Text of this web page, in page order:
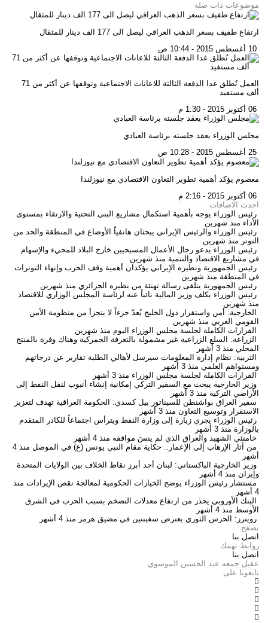
موضوعات ذات صلة
ارتفاع طفيف بسعر الذهب العراقي ليصل الى 177 الف دينار للمثقال
العمل تُطلق غدا الدفعة الثالثة للاعانات الاجتماعية وتوقفها عن أكثر من 71
ألف مستفيد
مجلس الوزراء يعقد جلسته برئاسة العبادي
معصوم يؤكد أهمية تطوير التعاون الاقتصادي مع نيوزلندا
احدث الاضافات
رئيس الوزراء يوجه بأهمية استكمال مشاريع البنى التحتية والارتقاء بمستوى
الأداء منذ شهرين
رئيس الوزراء والرئيس الإيراني يبحثان هاتفياً الأوضاع في المنطقة والحد من
التوتر منذ شهرين
رئيس الوزراء يدعو رجال الأعمال المسيحيين خارج البلاد للمجيء والإسهام
في مشاريع الاقتصاد والتنمية منذ شهرين
رئيس الجمهورية ونظيره الإيراني يؤكدان أهمية وقف الحرب وإنهاء التوترات
في المنطقة منذ شهرين
رئيس الجمهورية يتلقى رسالة تهنئة من نظيره الجزائري منذ شهرين
رئيس الوزراء يكلف وزير المالية نائباً عنه لرئاسة المجلس الوزاري للاقتصاد
منذ شهرين
الخارجية: أمن واستقرار دول الخليج يُعدّ جزءاً لا يتجزأ من منظومة الأمن
القومي العربي منذ شهرين
القرارات الكاملة لجلسة مجلس الوزراء اليوم منذ شهرين
الزراعة: السلع الزراعية غير مشمولة بالتعرفة الجمركية وهناك وفرة بالمنتج
المحلي منذ 3 أشهر
التربية: نظام إدارة المعلومات سيرسل لأهالي الطلبة تقارير عن درجاتهم
ومستواهم العلمي منذ 3 أشهر
القرارات الكاملة لجلسة مجلس الوزراء منذ 3 أشهر
وزير الخارجية يبحث مع السفير التركي إمكانية إنشاء أنبوب لنقل النفط إلى
الأراضي التركية منذ 3 أشهر
سفير العراق بواشنطن للسيناتور بيل كسدي: الحكومة العراقية تهدف لتعزيز
الاستقرار وتوسيع التعاون منذ 3 أشهر
رئيس الوزراء يجري زيارة إلى وزارة النفط ويترأس اجتماعاً للكادر المتقدم
بالوزارة منذ 3 أشهر
خامنئي الشهيد والعراق الذي لم ينسَ مواقفه منذ 4 أشهر
من آثار الإرهاب إلى الإعمار.. حكاية مقام النبي يونس (ع) في الموصل
منذ 4
أشهر
وزير الخارجية الباكستاني: لبنان أحد أبرز نقاط الخلاف بين الولايات المتحدة
وإيران منذ 4 أشهر
مستشار رئيس الوزراء يوضح الخيارات الحكومية لمعالجة نقص الإيرادات منذ
4 أشهر
البنك الأوروبي يحذر من ارتفاع معدلات التضخم بسبب الحرب في الشرق
الأوسط منذ 4 أشهر
رويترز: الحرس الثوري يعترض سفينتين في مضيق هرمز منذ 4 أشهر
تصفح
اتصل بنا
روابط تهمك
اتصل بنا
عقيل جمعه عبد الحسين الموسوي
تابعونا على